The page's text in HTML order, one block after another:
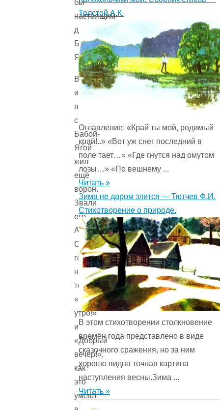
бы
настоящим
домом
Бабы-
Яги.
В
избушке
вместе
с
Бабой-
Ягой
жил
ещё
ворон.
Звали
его
Абрахас.
Он
говорил
не
только
«Доброе
утро!»
и
«Добрый
вечер!»,
как
это
умеют
Толстой А.К.
Оглавление: «Край ты мой, родимый
край!..» «Вот уж снег последний в
поле тает…» «Где гнутся над омутом
лозы…» «По вешнему ...
Читать »
Зима не даром злится — Тютчев Ф.И.
Стихотворение о природе.
В этом стихотворении столкновение
времён года представ­лено в виде
сказочного сражения, но за ним
хорошо видна точная картина
наступления весны.Зима ...
Читать »